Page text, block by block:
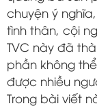
chuyện ý
tình thân, cội
TVC này đã
phần không
được nhiều
Trong bài viết